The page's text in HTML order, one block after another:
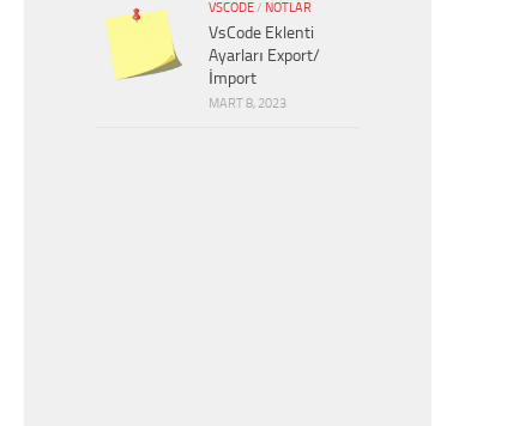
VSCODE/ NOTLAR
VsCode Eklenti
Ayarları Export/
İmport
MART 8, 2023